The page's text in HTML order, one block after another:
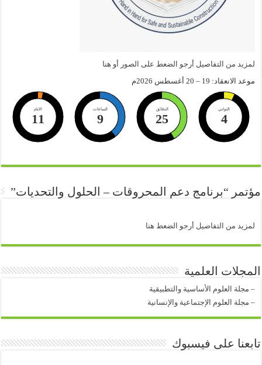
لمزيد من التفاصيل أرجو الضعط على الصور أو هنا
موعد الانعقاد: 19 – 20 أغسطس 2026م
الايام
11
الساعات
9
الدقائق
25
الثواني
3
مؤتمر “برنامج دعم المحروقات – الحلول والتحديات”
لمزيد من التفاصيل أرجو الضعط هنا
المجلات العلمية
– مجلة العلوم الأساسية والتطبيقية
– مجلة العلوم الإجتماعية والإنسانية
تابعنا على فيسبوك